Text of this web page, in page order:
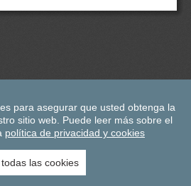
para asegurar que usted obtenga la
sitio web. Puede leer más sobre el
política de privacidad y cookies
las cookies